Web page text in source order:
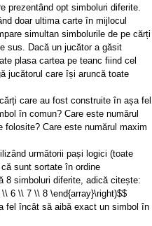
prezentând opt simboluri diferite.
doar ultima carte în mijlocul
simultan simbolurile de pe cărți
sus. Dacă un jucător a găsit
plasa cartea pe teanc fiind cel
jucătorul care își aruncă toate
care au fost construite în așa fel
în comun? Care este numărul
folosite? Care este numărul maxim
următorii pași logici (toate
sunt sortate în ordine
8 simboluri diferite, adică citește:
6 \\ 7 \\ 8 \end{array}\right)$$
fel încât să aibă exact un simbol în